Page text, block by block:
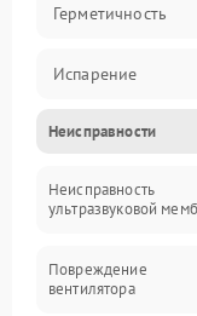
Герметичность
Испарение
Водяной тракт
Механические
Неисправности
Неисправность
ультразвуковой
Повреждение
вентилятора